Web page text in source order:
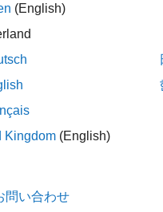
用
innovations. We'll
Automotive industry, you
(English)
Kingdom (English)
問い合わせ